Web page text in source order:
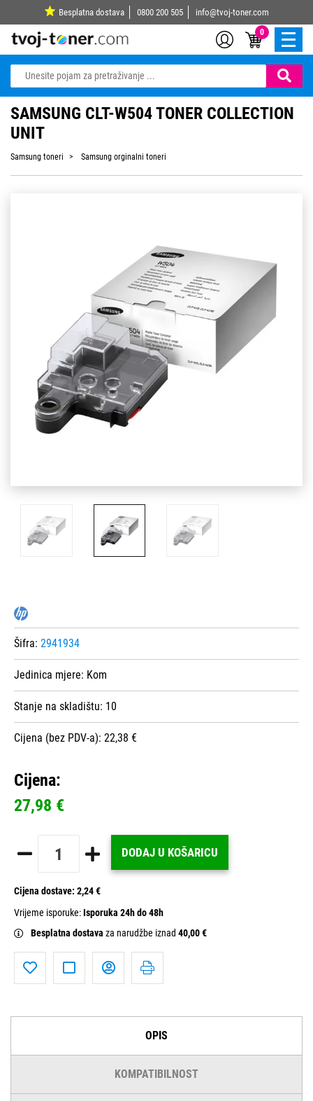
Besplatna dostava 0800 200 505 info@tvoj-toner.com
0
SAMSUNG CLT-W504 TONER COLLECTION
UNIT
Samsung toneri Samsung orginalni toneri
Šifra: 2941934
Jedinica mjere: Kom
Stanje na skladištu: 10
Cijena (bez PDV-a): 22,38 €
Cijena:
27,98 €
DODAJ U KOŠARICU
Cijena dostave: 2,24 €
Vrijeme isporuke:Isporuka 24h do 48h
Besplatna dostava za narudžbe iznad 40,00 €
OPIS
KOMPATIBILNOST